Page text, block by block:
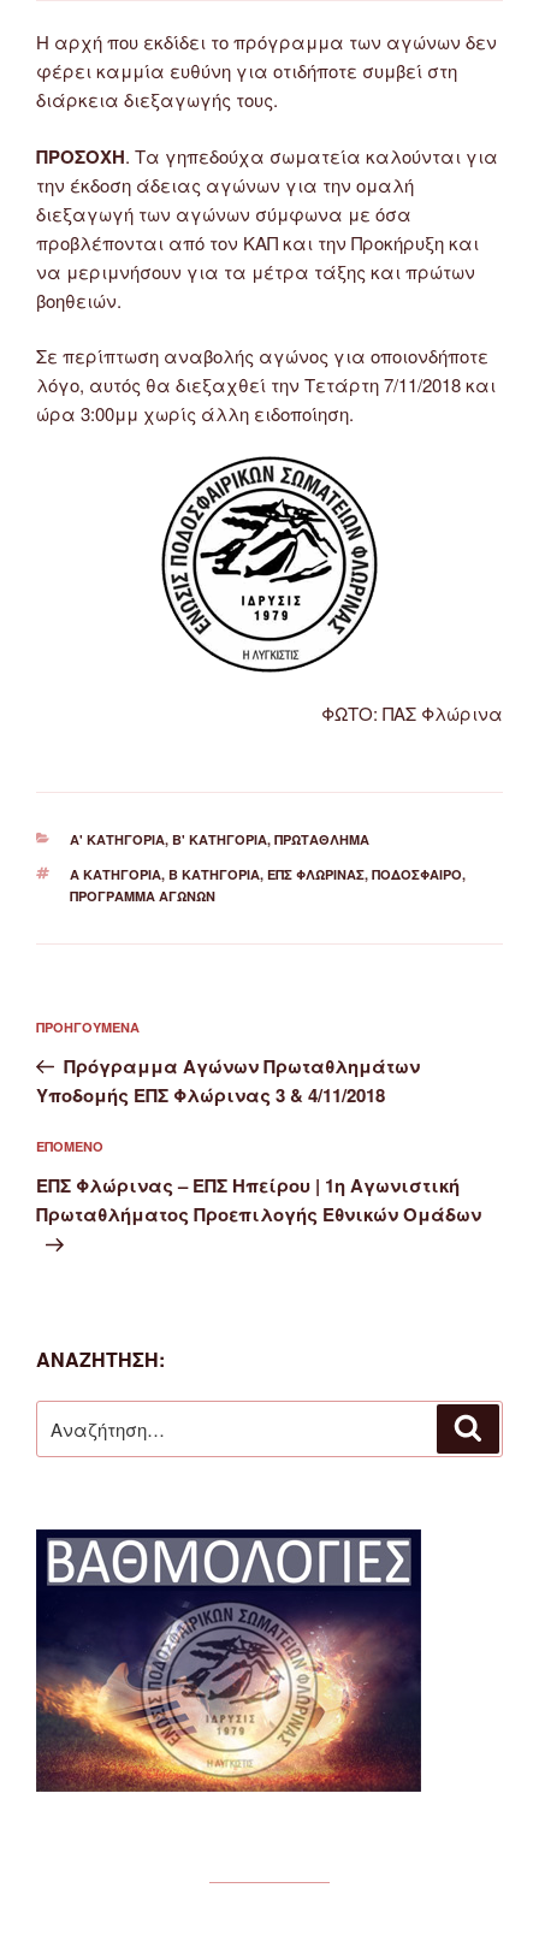
Η αρχή που εκδίδει το πρόγραμμα των αγώνων δεν
φέρει καμμία ευθύνη για οτιδήποτε συμβεί στη
διάρκεια διεξαγωγής τους.
ΠΡΟΣΟΧΗ. Τα γηπεδούχα σωματεία καλούνται για
την έκδοση άδειας αγώνων για την ομαλή
διεξαγωγή των αγώνων σύμφωνα με όσα
προβλέπονται από τον ΚΑΠ και την Προκήρυξη και
να μεριμνήσουν για τα μέτρα τάξης και πρώτων
βοηθειών.
Σε περίπτωση αναβολής αγώνος για οποιονδήποτε
λόγο, αυτός θα διεξαχθεί την Τετάρτη 7/11/2018 και
ώρα 3:00μμ χωρίς άλλη ειδοποίηση.
ΦΩΤΟ: ΠΑΣ Φλώρινα
ΚΑΤΗΓΟΡΊΕΣ
Α' ΚΑΤΗΓΟΡΊΑ, Β' ΚΑΤΗΓΟΡΊΑ, ΠΡΩΤΆΘΛΗΜΑ
ΕΤΙΚΈΤΕΣ
Α ΚΑΤΗΓΟΡΊΑ, Β ΚΑΤΗΓΟΡΊΑ, ΕΠΣ ΦΛΏΡΙΝΑΣ, ΠΟΔΌΣΦΑΙΡΟ,
ΠΡΌΓΡΑΜΜΑ ΑΓΏΝΩΝ
άρθρων
Προηγούμενο
άρθρο
ΠΡΟΗΓΟΎΜΕΝΑ
Πρόγραμμα Αγώνων Πρωταθλημάτων
Υποδομής ΕΠΣ Φλώρινας 3 & 4/11/2018
Επόμενο
άρθρο
ΕΠΌΜΕΝΟ
ΕΠΣ Φλώρινας – ΕΠΣ Ηπείρου | 1η Αγωνιστική
Πρωταθλήματος Προεπιλογής Εθνικών Ομάδων
ΑΝΑΖΉΤΗΣΗ:
για: